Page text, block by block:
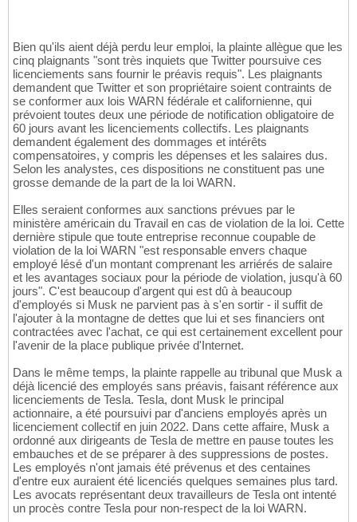
Bien qu'ils aient déjà perdu leur emploi, la plainte allègue que les
cinq plaignants "sont très inquiets que Twitter poursuive ces
licenciements sans fournir le préavis requis". Les plaignants
demandent que Twitter et son propriétaire soient contraints de
se conformer aux lois WARN fédérale et californienne, qui
prévoient toutes deux une période de notification obligatoire de
60 jours avant les licenciements collectifs. Les plaignants
demandent également des dommages et intérêts
compensatoires, y compris les dépenses et les salaires dus.
Selon les analystes, ces dispositions ne constituent pas une
grosse demande de la part de la loi WARN.
Elles seraient conformes aux sanctions prévues par le
ministère américain du Travail en cas de violation de la loi. Cette
dernière stipule que toute entreprise reconnue coupable de
violation de la loi WARN "est responsable envers chaque
employé lésé d'un montant comprenant les arriérés de salaire
et les avantages sociaux pour la période de violation, jusqu'à 60
jours". C'est beaucoup d'argent qui est dû à beaucoup
d'employés si Musk ne parvient pas à s'en sortir - il suffit de
l'ajouter à la montagne de dettes que lui et ses financiers ont
contractées avec l'achat, ce qui est certainement excellent pour
l'avenir de la place publique privée d'Internet.
Dans le même temps, la plainte rappelle au tribunal que Musk a
déjà licencié des employés sans préavis, faisant référence aux
licenciements de Tesla. Tesla, dont Musk le principal
actionnaire, a été poursuivi par d'anciens employés après un
licenciement collectif en juin 2022. Dans cette affaire, Musk a
ordonné aux dirigeants de Tesla de mettre en pause toutes les
embauches et de se préparer à des suppressions de postes.
Les employés n'ont jamais été prévenus et des centaines
d'entre eux auraient été licenciés quelques semaines plus tard.
Les avocats représentant deux travailleurs de Tesla ont intenté
un procès contre Tesla pour non-respect de la loi WARN.